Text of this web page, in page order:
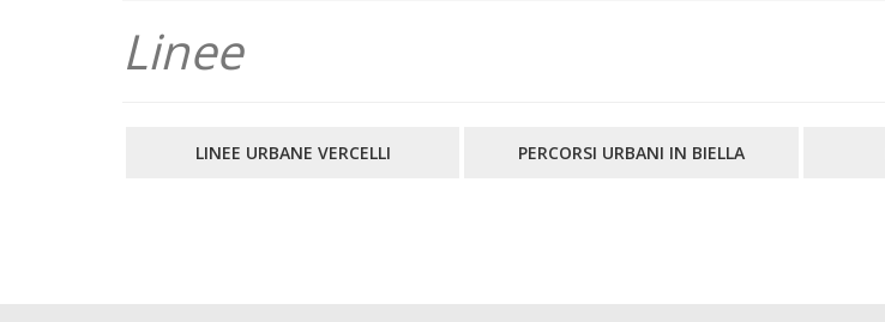
Linee
LINEE URBANE VERCELLI PERCORSI URBANI IN BIELLA